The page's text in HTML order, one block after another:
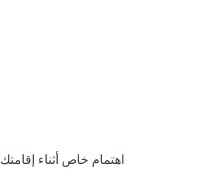
اهتمام خاص أثناء إقامتك